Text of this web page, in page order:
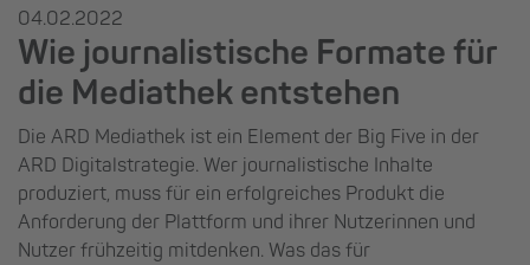
04.02.2022
Wie journalistische Formate für
die Mediathek entstehen
Die ARD Mediathek ist ein Element der Big Five in der
ARD Digitalstrategie. Wer journalistische Inhalte
produziert, muss für ein erfolgreiches Produkt die
Anforderung der Plattform und ihrer Nutzerinnen und
Nutzer frühzeitig mitdenken. Was das für